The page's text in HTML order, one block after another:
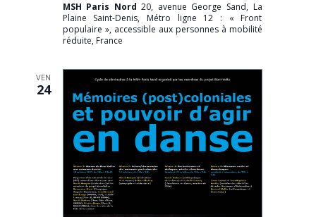
MSH Paris Nord20, avenue George Sand, La
Plaine Saint-Denis, Métro ligne 12 : « Front
populaire », accessible aux personnes à mobilité
réduite, France
VEN
24